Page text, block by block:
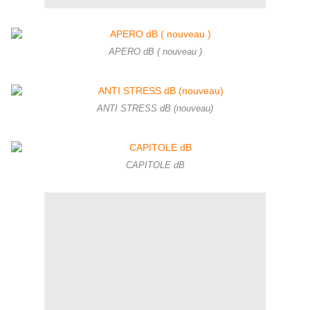
APERO dB ( nouveau )
ANTI STRESS dB (nouveau)
CAPITOLE dB